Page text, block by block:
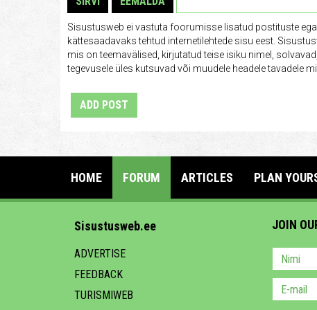
Sisustusweb ei vastuta foorumisse lisatud postituste
kättesaadavaks tehtud internetilehtede sisu eest.
mis on teemavälised, kirjutatud teise isiku nimel,
tegevusele üles kutsuvad või muudele headele tavadele
ADD POST
HOME FORUM ARTICLES PLAN
Sisustusweb.ee
ADVERTISE
FEEDBACK
TURISMIWEB
JOIN